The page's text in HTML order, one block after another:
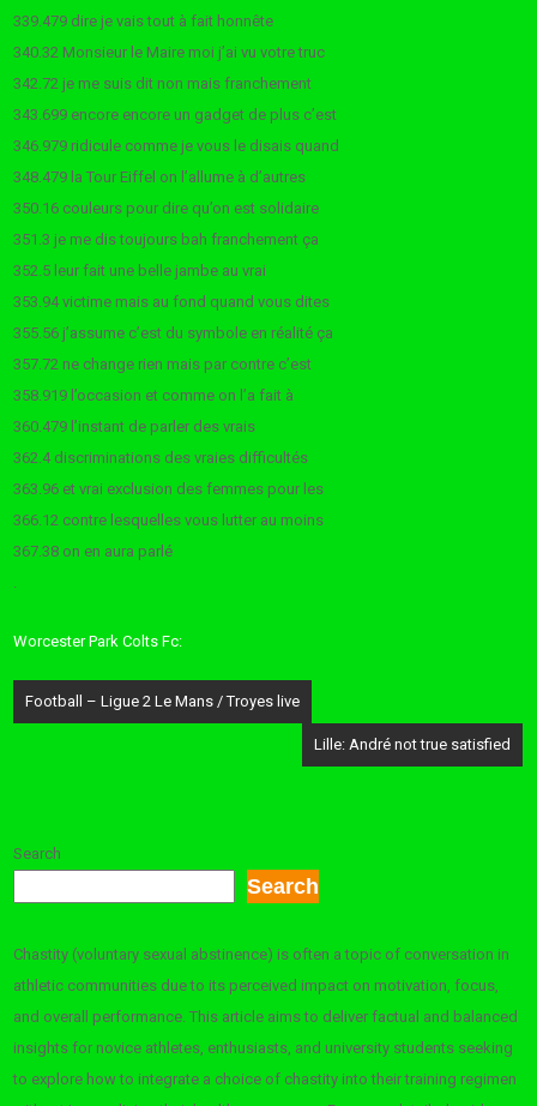
339.479 dire je vais tout à fait honnête
340.32 Monsieur le Maire moi j’ai vu votre truc
342.72 je me suis dit non mais franchement
343.699 encore encore un gadget de plus c’est
346.979 ridicule comme je vous le disais quand
348.479 la Tour Eiffel on l’allume à d’autres
350.16 couleurs pour dire qu’on est solidaire
351.3 je me dis toujours bah franchement ça
352.5 leur fait une belle jambe au vrai
353.94 victime mais au fond quand vous dites
355.56 j’assume c’est du symbole en réalité ça
357.72 ne change rien mais par contre c’est
358.919 l’occasion et comme on l’a fait à
360.479 l’instant de parler des vrais
362.4 discriminations des vraies difficultés
363.96 et vrai exclusion des femmes pour les
366.12 contre lesquelles vous lutter au moins
367.38 on en aura parlé
Worcester Park Colts Fc:
Post
navigation
Football – Ligue 2 Le Mans / Troyes live
Lille: André not true satisfied
Search
Search
Chastity (voluntary sexual abstinence) is often a topic of conversation in
athletic communities due to its perceived impact on motivation, focus,
and overall performance. This article aims to deliver factual and balanced
insights for novice athletes, enthusiasts, and university students seeking
to explore how to integrate a choice of chastity into their training regimen